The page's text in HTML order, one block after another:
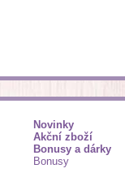
Novinky
Akční zboží
Bonusy a dárky
Bonusy